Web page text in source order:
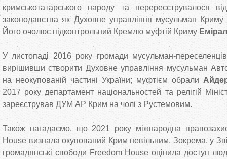
кримськотатарського народу та перереєструвалося
законодавства як Духовне управління мусульман
Його очолює підконтрольний Кремлю муфтій Криму
У листопаді 2016 року громади мусульман-
вирішивши створити Духовне управління мусульман
на неокупованій частині України; муфтієм обрали
2017 року департамент національностей та релігій
зареєстрував ДУМ АР Крим на чолі з Рустемовим.
Також нагадаємо, що 2021 року міжнародна
House визнала окупований Крим невільним. Зокрема, у
громадянські свободи Freedom House оцінила доступ